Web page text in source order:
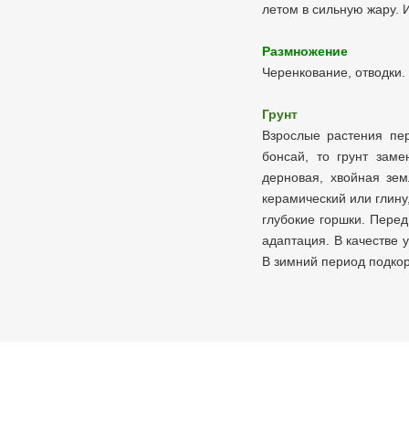
летом в сильную жару.
Размножение
Черенкование, отводки.
Грунт
Взрослые растения
бонсай, то грунт
дерновая, хвойная
керамический или
глубокие горшки.
адаптация. В качестве
В зимний период